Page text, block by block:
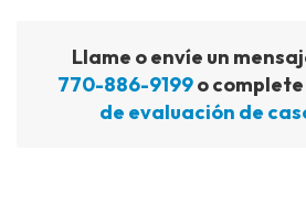
Llame o envíe un
770-886-9199o complete
de evaluación de